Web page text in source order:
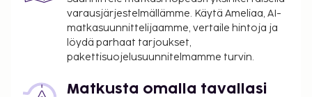
varausjärjestelmällämme. Käytä Ameliaa, AI-
matkasuunnittelijaamme, vertaile hintoja ja
löydä parhaat tarjoukset,
pakettisuojelusuunnitelmamme turvin.
Matkusta omalla tavallasi